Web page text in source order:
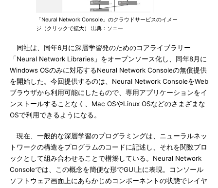
「Neural Network Console」のクラウドサービスのイメー
ジ（クリックで拡大） 出典：ソニー
同社は、同年6月に深層学習発のためのコアライブラリー
「Neural Network Libraries」をオープンソース化し、同年8月に
Windows OSのみに対応するNeural Network Consoleの無償提供
を開始した。今回提供するのは、Neural Network ConsoleをWeb
ブラウザから利用可能にしたもので、専用アプリケーションをイ
ンストールすることなく、Mac OSやLinux OSなどのさまざまな
OSで利用できるようになる。
現在、一般的な深層学習のプログラミングは、ニューラルネッ
トワークの構造をプログラムのコードに記述し、それを関数ブロ
ックとして組み合わせることで構築している。Neural Network
Consoleでは、この概念を簡便な形でGUI上に表現。コンソール
ソフトウェア画面上にあらかじめコンポーネントの状態でレイヤ